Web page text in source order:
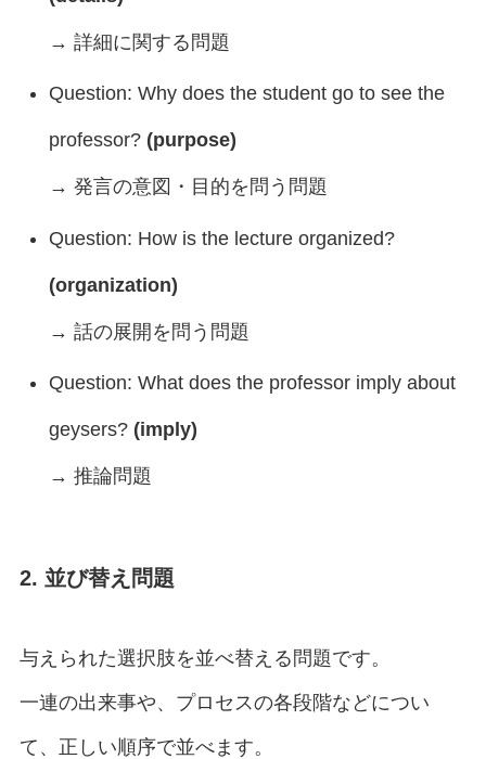
→ 詳細に関する問題
Question: Why does the student go to see the
professor? (purpose)
→ 発言の意図・目的を問う問題
Question: How is the lecture organized?
(organization)
→ 話の展開を問う問題
Question: What does the professor imply about
geysers? (imply)
→ 推論問題
2. 並び替え問題
与えられた選択肢を並べ替える問題です。
一連の出来事や、プロセスの各段階などについ
て、正しい順序で並べます。